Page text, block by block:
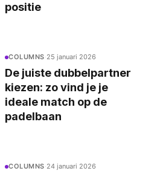
positie
COLUMNS·25 januari 2026
De juiste dubbelpartner
kiezen: zo vind je je
ideale match op de
padelbaan
COLUMNS·24 januari 2026